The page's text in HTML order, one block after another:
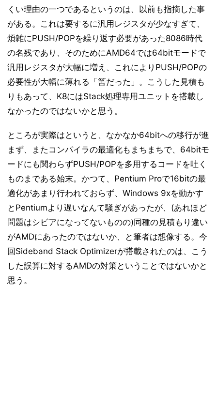
くい理由の一つであるというのは、以前も指摘した事
がある。これは要するに汎用レジスタが少なすぎて、
煩雑にPUSH/POPを繰り返す必要があった8086時代
の名残であり、そのためにAMD64では64bitモードで
汎用レジスタが大幅に増え、これによりPUSH/POPの
必要性が大幅に薄れる「筈だった」。こうした見積も
りもあって、K8にはStack処理専用ユニットを搭載し
なかったのではないかと思う。
ところが実際はというと、なかなか64bitへの移行が進
まず、またコンパイラの最適化もまちまちで、64bitモ
ードにも関わらずPUSH/POPを多用するコードを吐く
ものまである始末。かつて、Pentium Proで16bitの最
適化があまり行われておらず、Windows 9xを動かす
とPentiumより遅いなんて騒ぎがあったが、(あれほど
問題はシビアになってないものの)同種の見積もり違い
がAMDにあったのではないか、と筆者は想像する。今
回Sideband Stack Optimizerが搭載されたのは、こう
した誤算に対するAMDの対策ということではないかと
思う。